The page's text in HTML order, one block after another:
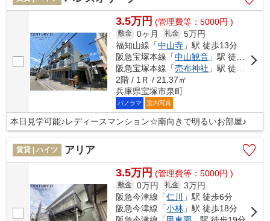
3.5万円 (管理費等：5000円 )
敷金 0ヶ月 礼金 5万円
福知山線「中山寺 」駅 徒歩13分
阪急宝塚本線「中山観音 」駅 徒歩17分
阪急宝塚本線「売布神社 」駅 徒歩18分
2階 / 1Ｒ / 21.37㎡
兵庫県宝塚市泉町
パノラマ 室内写真
本日見学可能♪レディースマンション☆南向きで明るいお部屋♪
賃貸 | ハイツ アリア
3.5万円 (管理費等：5000円 )
敷金 0万円 礼金 3万円
阪急今津線「仁川
」駅 徒歩6分
阪急今津線「小林 」駅 徒歩18分